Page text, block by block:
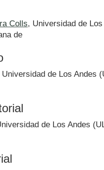
Colls, Universidad de
de
Universidad de Los Andes
de Los Andes